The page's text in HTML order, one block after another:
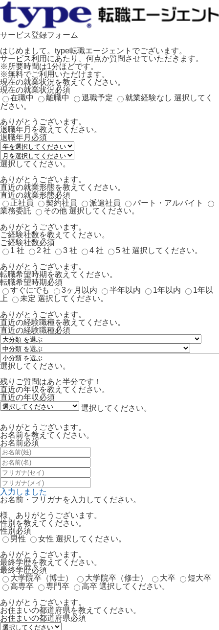
サービス登録フォーム
はじめまして。type転職エージェントでございます。
サービス利用にあたり、何点か質問させていただきます。
※所要時間は1分ほどです。
※無料でご利用いただけます。
現在の就業状況を教えてください。
現在の就業状況必須
在職中
離職中 退職予定 就業経験なし 選択してく
ださい。
ありがとうございます。
退職年月を教えてください。
退職年月 必須
選択してください。
ありがとうございます。
直近の就業形態を教えてください。
直近の就業形態必須
正社員
契約社員 派遣社員
パート・アルバイト
業務委託
その他 選択してください。
ありがとうございます。
ご経験社数を教えてください。
ご経験社数必須
1 社
2 社 3 社 4 社 5 社 選択してください。
ありがとうございます。
転職希望時期を教えてください。
転職希望時期必須
すぐにでも
3ヶ月以内 半年以内 1年以内
1年以
上
未定 選択してください。
ありがとうございます。
直近の経験職種を教えてください。
直近の経験職種必須
選択してください。
残りご質問はあと半分です！
直近の年収を教えてください。
直近の年収必須
選択してください。
ありがとうございます。
お名前を教えてください。
お名前必須
入力しました
お名前・フリガナを入力してください。
様、ありがとうございます。
性別を教えてください。
性別 必須
男性
女性 選択してください。
ありがとうございます。
最終学歴を教えてください。
最終学歴必須
大学院卒（博士）
大学院卒（修士） 大卒
短大卒
高専卒
専門卒 高卒 選択してください。
ありがとうございます。
お住まいの都道府県を教えてください。
お住まいの都道府県必須